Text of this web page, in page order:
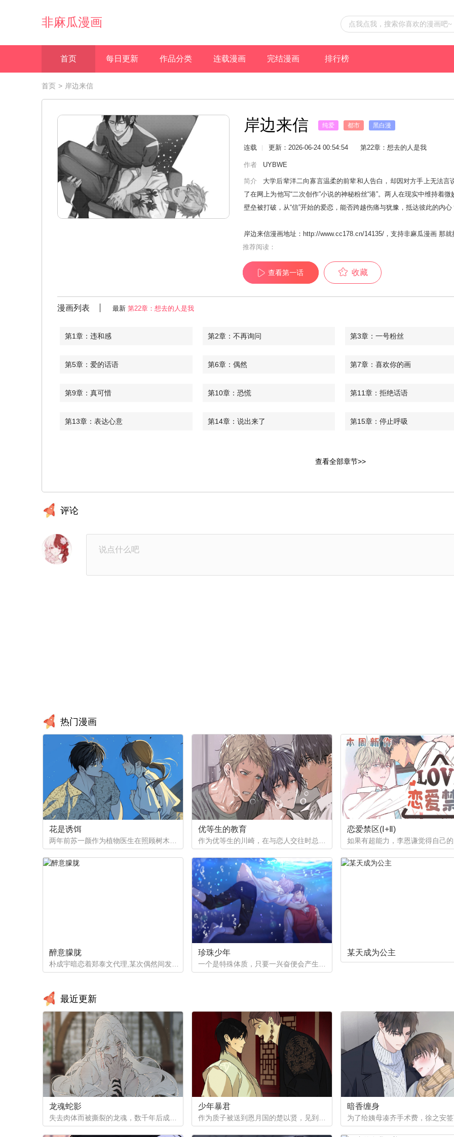
非麻瓜漫画
首页 每日更新 作品分类 连载漫画 完结漫画 排行榜
首页 > 岸边来信
岸边来信 纯爱 都市 黑白漫
连载 更新：2026-06-24 00:54:54 第22章：想去的人是我
作者 UYBWE
简介
大学后辈洋二向寡言温柔的前辈和人告白，却因对方手上无法
了在网上为他写“二次创作”小说的神秘粉丝“港”。两人在现实中维持着
壁垒被打破，从“信”开始的爱恋，能否跨越伤痛与犹豫，抵达彼此的内心
岸边来信漫画地址：http://www.cc178.cn/14135/，支持非麻瓜漫画 那
推荐阅读：
查看第一话 收藏
漫画列表 最新 第22章：想去的人是我
第1章：违和感 第2章：不再询问 第3章：一号粉丝
第5章：爱的话语 第6章：偶然 第7章：喜欢你的画
第9章：真可惜 第10章：恐慌 第11章：拒绝话语
第13章：表达心意 第14章：说出来了 第15章：停止呼吸
查看全部章节>>
评论
热门漫画
花是诱饵 优等生的教育 恋爱禁区(Ⅰ+Ⅱ)
醉意朦胧 珍珠少年 某天成为公主
最近更新
龙魂蛇影 少年暴君 暗香缠身